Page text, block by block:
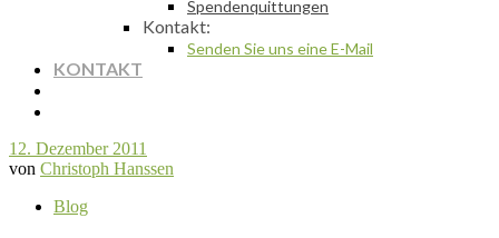
Spendenquittungen
Kontakt:
Senden Sie uns eine E-Mail
KONTAKT
12. Dezember 2011
von Christoph Hanssen
Blog